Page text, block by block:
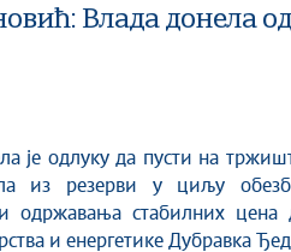
Влада донела
из резерви у циљу
одржавања стабилних цена
и енергетике Дубравка